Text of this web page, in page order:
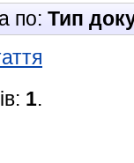
по: Тип
1.